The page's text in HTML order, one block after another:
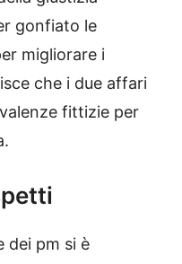
gonfiato le
migliorare i
che i due affari
fittizie per
dei pm si è